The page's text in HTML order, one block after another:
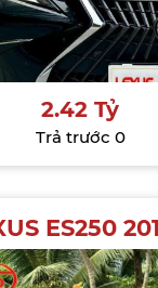
2.42 Tỷ
Trả trước 0